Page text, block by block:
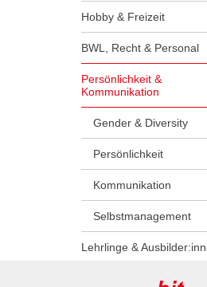
Hobby & Freizeit
BWL, Recht & Personal
Persönlichkeit &
Kommunikation
Gender & Diversity
Persönlichkeit
Kommunikation
Selbstmanagement
Lehrlinge &